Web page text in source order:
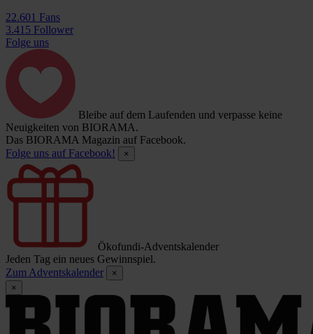
22.601 Fans
3.415 Follower
Folge uns
Bleibe auf dem Laufenden und verpasse keine
Neuigkeiten von BIORAMA.
Das BIORAMA Magazin auf Facebook.
Folge uns auf Facebook!
×
Ökofundi-Adventskalender
Jeden Tag ein neues Gewinnspiel.
Zum Adventskalender
×
×